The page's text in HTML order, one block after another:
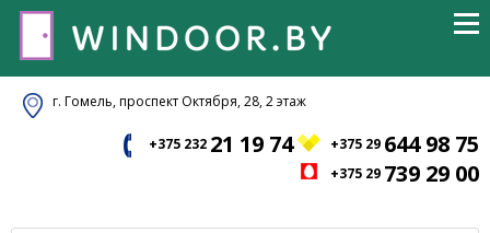
г. Гомель, проспект Октября, 28, 2 этаж
+375 232 21 19 74 +375 29 644 98 75
+375 29 739 29 00